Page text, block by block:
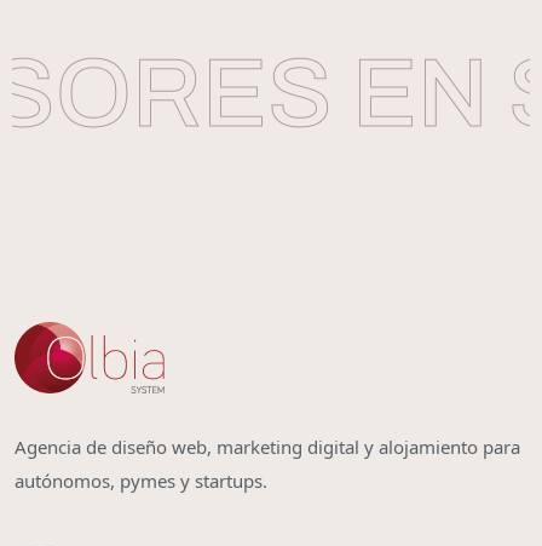
EN
Agencia de diseño web, marketing digital y alojamiento para
autónomos, pymes y startups.